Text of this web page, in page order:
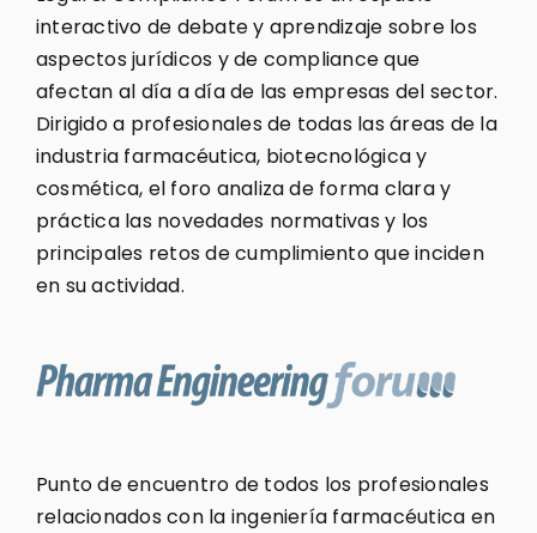
interactivo de debate y aprendizaje sobre los
aspectos jurídicos y de compliance que
afectan al día a día de las empresas del sector.
Dirigido a profesionales de todas las áreas de la
industria farmacéutica, biotecnológica y
cosmética, el foro analiza de forma clara y
práctica las novedades normativas y los
principales retos de cumplimiento que inciden
en su actividad.
Punto de encuentro de todos los profesionales
relacionados con la ingeniería farmacéutica en